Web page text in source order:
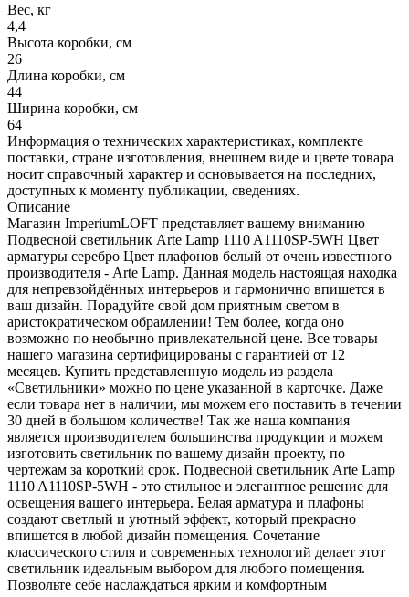
Вес, кг
4,4
Высота коробки, см
26
Длина коробки, см
44
Ширина коробки, см
64
Информация о технических характеристиках, комплекте
поставки, стране изготовления, внешнем виде и цвете товара
носит справочный характер и основывается на последних,
доступных к моменту публикации, сведениях.
Описание
Магазин ImperiumLOFT представляет вашему вниманию
Подвесной светильник Arte Lamp 1110 A1110SP-5WH Цвет
арматуры серебро Цвет плафонов белый от очень известного
производителя - Arte Lamp. Данная модель настоящая находка
для непревзойдённых интерьеров и гармонично впишется в
ваш дизайн. Порадуйте свой дом приятным светом в
аристократическом обрамлении! Тем более, когда оно
возможно по необычно привлекательной цене. Все товары
нашего магазина сертифицированы с гарантией от 12
месяцев. Купить представленную модель из раздела
«Светильники» можно по цене указанной в карточке. Даже
если товара нет в наличии, мы можем его поставить в течении
30 дней в большом количестве! Так же наша компания
является производителем большинства продукции и можем
изготовить светильник по вашему дизайн проекту, по
чертежам за короткий срок. Подвесной светильник Arte Lamp
1110 A1110SP-5WH - это стильное и элегантное решение для
освещения вашего интерьера. Белая арматура и плафоны
создают светлый и уютный эффект, который прекрасно
впишется в любой дизайн помещения. Сочетание
классического стиля и современных технологий делает этот
светильник идеальным выбором для любого помещения.
Позвольте себе наслаждаться ярким и комфортным